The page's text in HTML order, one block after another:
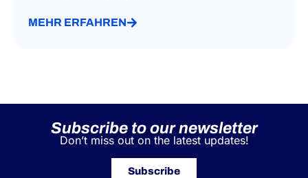
MEHR ERFAHREN
Subscribe to our newsletter
Don’t miss out on the latest updates!
Subscribe